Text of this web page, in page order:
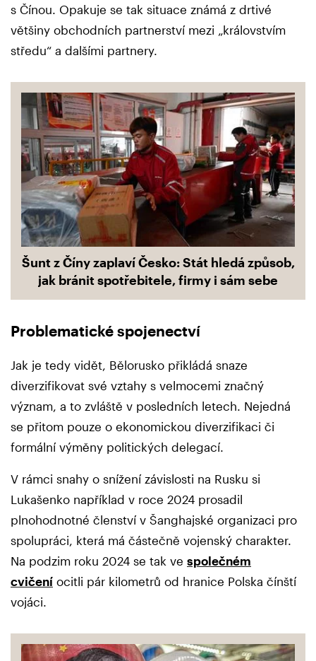
s Čínou. Opakuje se tak situace známá z drtivé
většiny obchodních partnerství mezi „královstvím
středu“ a dalšími partnery.
Šunt z Číny zaplaví Česko: Stát hledá způsob,
jak bránit spotřebitele, firmy i sám sebe
Problematické spojenectví
Jak je tedy vidět, Bělorusko přikládá snaze
diverzifikovat své vztahy s velmocemi značný
význam, a to zvláště v posledních letech. Nejedná
se přitom pouze o ekonomickou diverzifikaci či
formální výměny politických delegací.
V rámci snahy o snížení závislosti na Rusku si
Lukašenko například v roce 2024 prosadil
plnohodnotné členství v Šanghajské organizaci pro
spolupráci, která má částečně vojenský charakter.
Na podzim roku 2024 se tak ve společném
cvičení ocitli pár kilometrů od hranice Polska čínští
vojáci.